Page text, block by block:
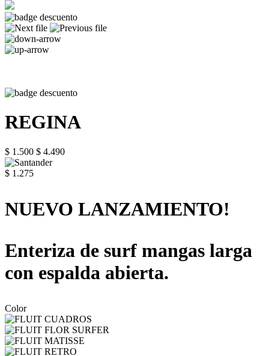
REGINA
$ 1.500 $ 4.490
$ 1.275
NUEVO LANZAMIENTO!
Enteriza de surf mangas larga
con espalda abierta.
Color